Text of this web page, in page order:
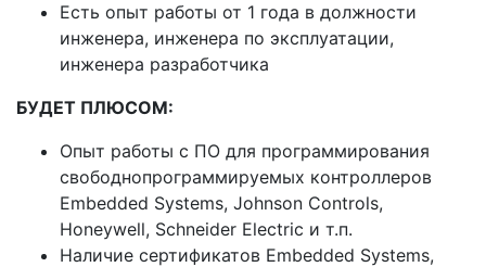
Есть опыт работы от 1 года в должности
инженера, инженера по эксплуатации,
инженера разработчика
БУДЕТ ПЛЮСОМ:
Опыт работы с ПО для программирования
свободнопрограммируемых контроллеров
Embedded Systems, Johnson Controls,
Honeywell, Schneider Electric и т.п.
Наличие сертификатов Embedded Systems,